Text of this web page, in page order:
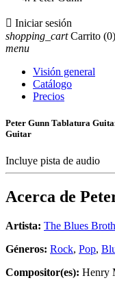
 Iniciar sesión
shopping_cart Carrito (0)
menu
Visión general
Catálogo
Precios
Peter Gunn Tablatura
Guitar
Incluye pista de audio
Acerca de
Artista: The Blues
Géneros: Rock, Pop,
Compositor(es): Henry